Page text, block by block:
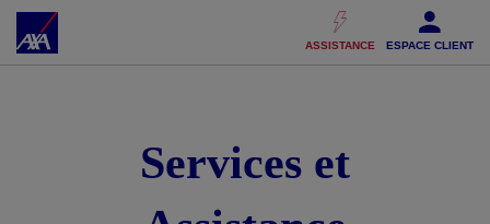
Accéder au Contenu Accéder au Pied de page
ASSISTANCE ESPACE CLIENT
Services et